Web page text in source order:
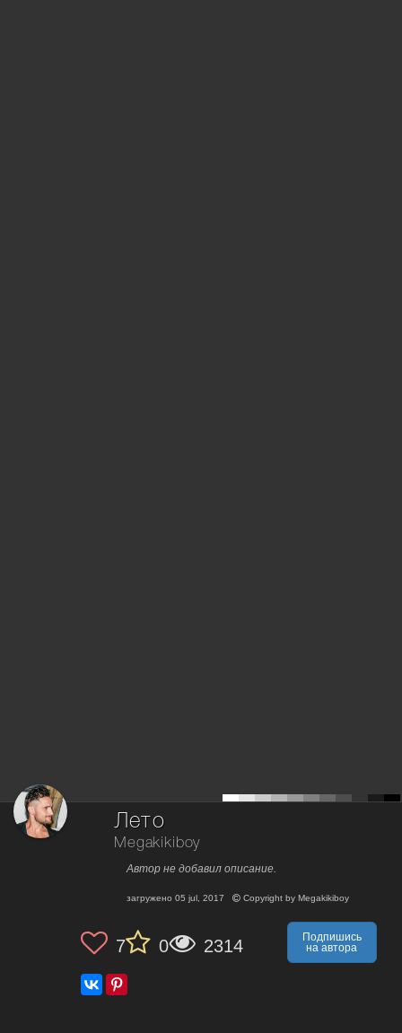
Лето
Megakikiboy
Автор не добавил описание.
загружено 05 jul, 2017 Copyright by Megakikiboy
7 0 2314
Подпишись
на автора